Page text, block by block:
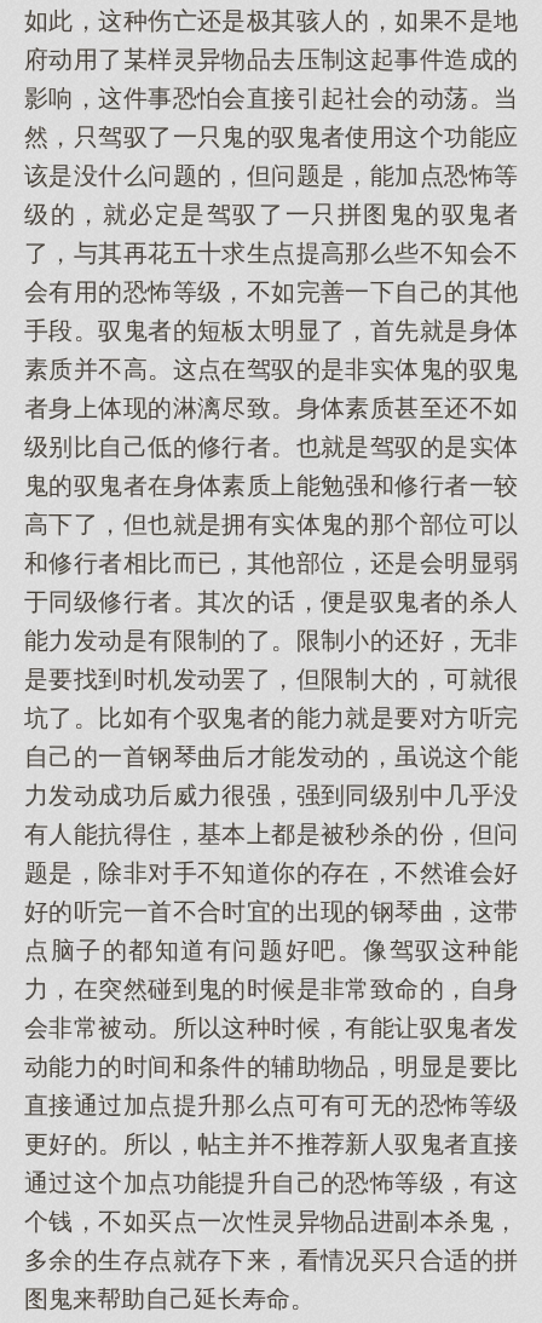
如此，这种伤亡还是极其骇人的，如果不是地
府动用了某样灵异物品去压制这起事件造成的
影响，这件事恐怕会直接引起社会的动荡。当
然，只驾驭了一只鬼的驭鬼者使用这个功能应
该是没什么问题的，但问题是，能加点恐怖等
级的，就必定是驾驭了一只拼图鬼的驭鬼者
了，与其再花五十求生点提高那么些不知会不
会有用的恐怖等级，不如完善一下自己的其他
手段。驭鬼者的短板太明显了，首先就是身体
素质并不高。这点在驾驭的是非实体鬼的驭鬼
者身上体现的淋漓尽致。身体素质甚至还不如
级别比自己低的修行者。也就是驾驭的是实体
鬼的驭鬼者在身体素质上能勉强和修行者一较
高下了，但也就是拥有实体鬼的那个部位可以
和修行者相比而已，其他部位，还是会明显弱
于同级修行者。其次的话，便是驭鬼者的杀人
能力发动是有限制的了。限制小的还好，无非
是要找到时机发动罢了，但限制大的，可就很
坑了。比如有个驭鬼者的能力就是要对方听完
自己的一首钢琴曲后才能发动的，虽说这个能
力发动成功后威力很强，强到同级别中几乎没
有人能抗得住，基本上都是被秒杀的份，但问
题是，除非对手不知道你的存在，不然谁会好
好的听完一首不合时宜的出现的钢琴曲，这带
点脑子的都知道有问题好吧。像驾驭这种能
力，在突然碰到鬼的时候是非常致命的，自身
会非常被动。所以这种时候，有能让驭鬼者发
动能力的时间和条件的辅助物品，明显是要比
直接通过加点提升那么点可有可无的恐怖等级
更好的。所以，帖主并不推荐新人驭鬼者直接
通过这个加点功能提升自己的恐怖等级，有这
个钱，不如买点一次性灵异物品进副本杀鬼，
多余的生存点就存下来，看情况买只合适的拼
图鬼来帮助自己延长寿命。